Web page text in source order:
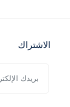
الاشتراك